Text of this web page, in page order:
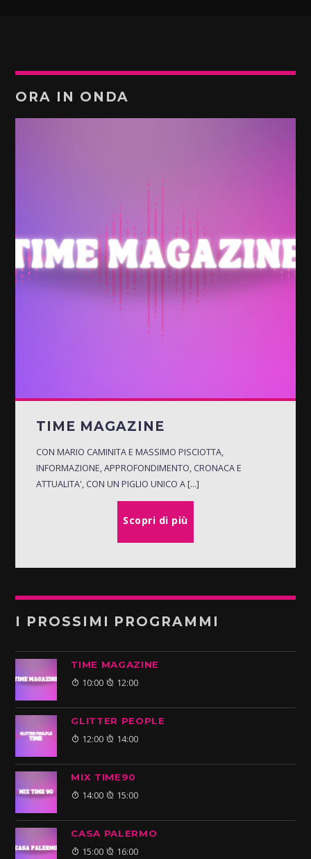
ORA IN ONDA
TIME MAGAZINE
CON MARIO CAMINITA E MASSIMO PISCIOTTA,
INFORMAZIONE, APPROFONDIMENTO, CRONACA E
ATTUALITA', CON UN PIGLIO UNICO A [...]
Scopri di più
I PROSSIMI PROGRAMMI
TIME MAGAZINE
10:00 12:00
GLITTER PEOPLE
12:00 14:00
MIX TIME90
14:00 15:00
CASA PALERMO
15:00 16:00